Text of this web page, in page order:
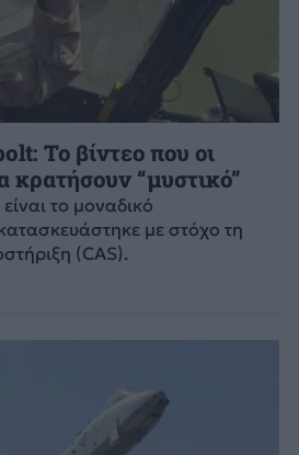
Το βίντεο που οι
“μυστικό”
το μοναδικό
με στόχο τη
(CAS).